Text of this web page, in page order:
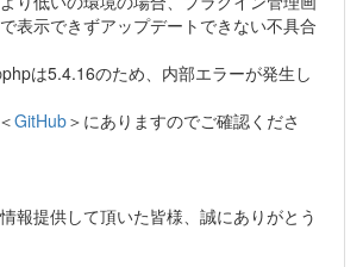
表示できずアップデートできない不具合
phpは5.4.16のため、内部エラーが発生し
GitHub＞にありますのでご確認くださ
報提供して頂いた皆様、誠にありがとう